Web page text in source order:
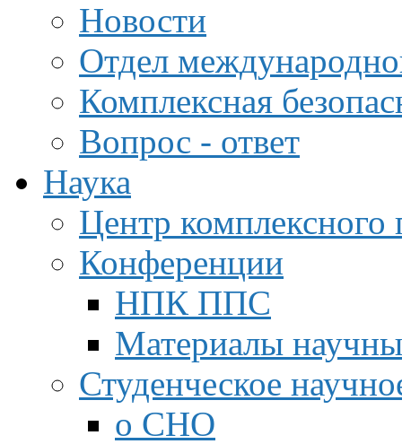
Новости
Отдел
Комплексная
Вопрос - ответ
Наука
Центр
Конференции
НПК ППС
Материалы
Студенческое
о СНО